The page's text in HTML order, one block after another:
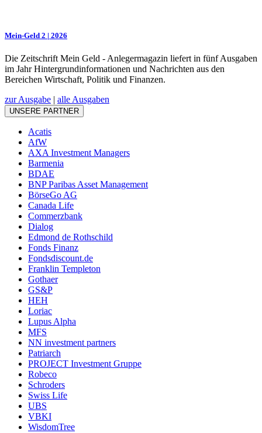
Mein-Geld 2 | 2026
Die Zeitschrift Mein Geld - Anlegermagazin liefert in fünf Ausgaben
im Jahr Hintergrundinformationen und Nachrichten aus den
Bereichen Wirtschaft, Politik und Finanzen.
zur Ausgabe | alle Ausgaben
UNSERE PARTNER
Acatis
AfW
AXA Investment Managers
Barmenia
BDAE
BNP Paribas Asset Management
BörseGo AG
Canada Life
Commerzbank
Dialog
Edmond de Rothschild
Fonds Finanz
Fondsdiscount.de
Franklin Templeton
Gothaer
GS&P
HEH
Loriac
Lupus Alpha
MFS
NN investment partners
Patriarch
PROJECT Investment Gruppe
Robeco
Schroders
Swiss Life
UBS
VBKI
WisdomTree